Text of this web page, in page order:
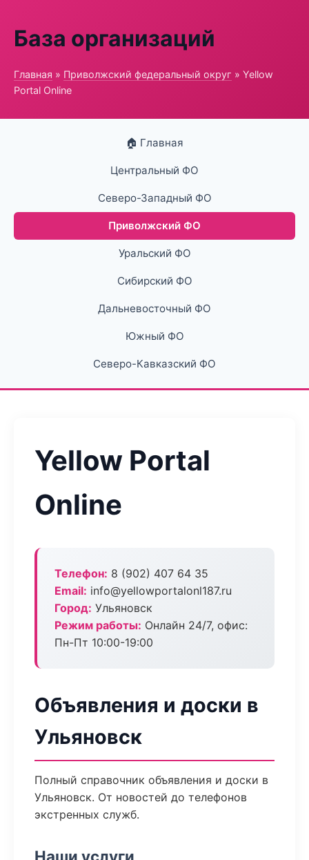
База организаций
Главная » Приволжский федеральный округ » Yellow
Portal Online
🏠 Главная
Центральный ФО
Северо-Западный ФО
Приволжский ФО
Уральский ФО
Сибирский ФО
Дальневосточный ФО
Южный ФО
Северо-Кавказский ФО
Yellow Portal
Online
Телефон: 8 (902) 407 64 35
Email: info@yellowportalonl187.ru
Город: Ульяновск
Режим работы: Онлайн 24/7, офис:
Пн-Пт 10:00-19:00
Объявления и доски в
Ульяновск
Полный справочник объявления и доски в
Ульяновск. От новостей до телефонов
экстренных служб.
Наши услуги